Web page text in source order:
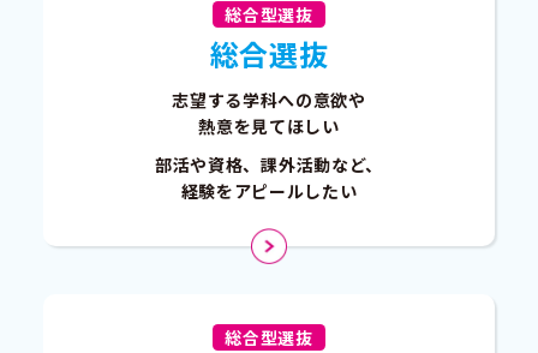
総合型選抜
総合選抜
志望する学科への意欲や
熱意を見てほしい
部活や資格、課外活動など、
経験をアピールしたい
総合型選抜